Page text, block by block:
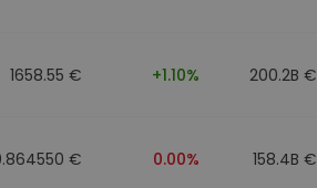
1658.55 € +1.10% 200.2B €
€ 0.00% 158.4B €